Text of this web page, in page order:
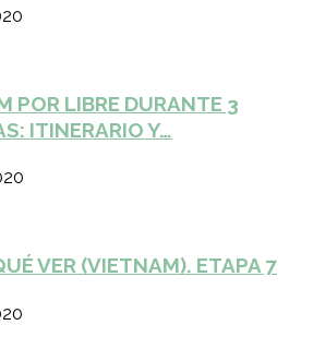
POR LIBRE DURANTE 3
ITINERARIO Y…
VER (VIETNAM). ETAPA 7